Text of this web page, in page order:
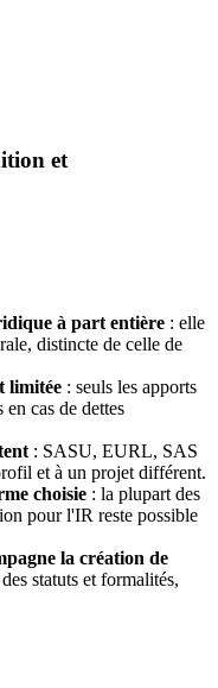
et
à part entière : elle
distincte de celle de
limitée : seuls les apports
en cas de dettes
: SASU, EURL, SAS
et à un projet différent.
choisie : la plupart des
pour l'IR reste possible
la création de
statuts et formalités,